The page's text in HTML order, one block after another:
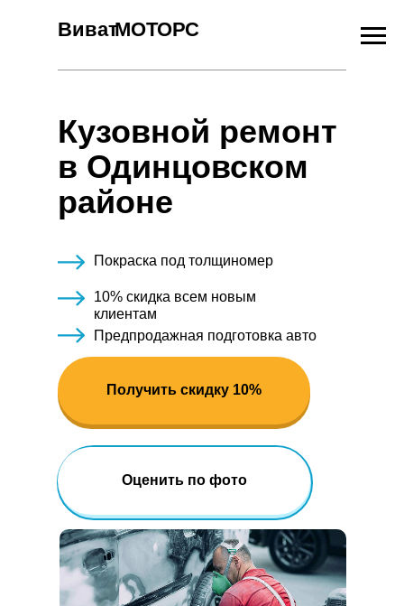
ВиватМОТОРС
Кузовной ремонт
в Одинцовском
районе
Покраска под толщиномер
10% скидка всем новым
клиентам
Получить скидку 10%
Получить скидку 10%
Получить скидку 10%
Оценить по фото
Предпродажная подготовка авто